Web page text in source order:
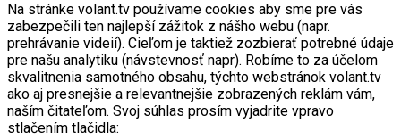
Na stránke volant.tv používame cookies aby sme pre vás
zabezpečili ten najlepší zážitok z nášho webu (napr.
prehrávanie videií). Cieľom je taktiež zozbierať potrebné údaje
pre našu analytiku (návstevnosť napr). Robíme to za účelom
skvalitnenia samotného obsahu, týchto webstránok volant.tv
ako aj presnejšie a relevantnejšie zobrazených reklám vám,
naším čitateľom. Svoj súhlas prosím vyjadrite vpravo
stlačením tlačidla: